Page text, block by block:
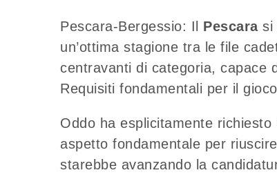
Pescara-Bergessio: Il Pescarasi
un’ottima stagione tra le file
centravanti di categoria, capace
Requisiti fondamentali per il
Oddo ha esplicitamente
aspetto fondamentale per
starebbe avanzando la